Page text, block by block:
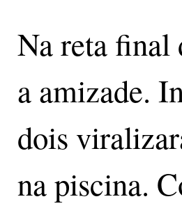
Na reta final
a amizade.
dois
na piscina.